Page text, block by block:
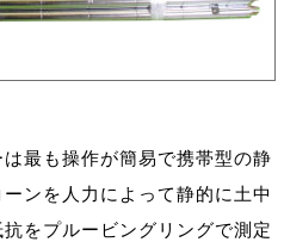
最も操作が簡易で携帯型の静
ンを人力によって静的に土中
をプルービングリングで測定